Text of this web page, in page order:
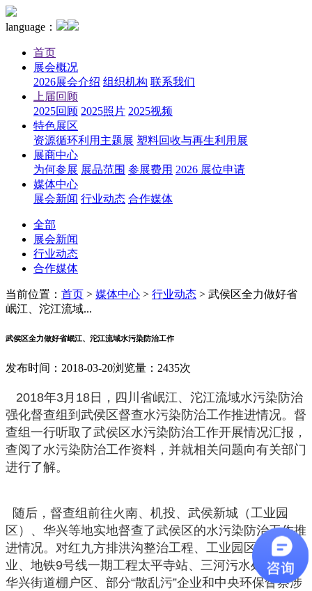
language：
首页
展会概况
2026展会介绍 组织机构 联系我们
上届回顾
2025回顾 2025照片 2025视频
特色展区
资源循环利用主题展 塑料回收与再生利用展
展商中心
为何参展 展品范围 参展费用 2026 展位申请
媒体中心
展会新闻 行业动态 合作媒体
全部
展会新闻
行业动态
合作媒体
当前位置： 首页 > 媒体中心 > 行业动态 > 武侯区全力做好省
岷江、沱江流域...
武侯区全力做好省岷江、沱江流域水污染防治工作
发布时间：2018-03-20浏览量：2435次
2018年3月18日，四川省岷江、沱江流域水污染防治
强化督查组到武侯区督查水污染防治工作推进情况。督
查组一行听取了武侯区水污染防治工作开展情况汇报，
查阅了水污染防治工作资料，并就相关问题向有关部门
进行了解。
随后，督查组前往火南、机投、武侯新城（工业园
区）、华兴等地实地督查了武侯区的水污染防治工作推
进情况。对红九方排洪沟整治工程、工业园区涉水企
业、地铁9号线一期工程太平寺站、三河污水处理站、
华兴街道棚户区、部分“散乱污”企业和中央环保督察涉